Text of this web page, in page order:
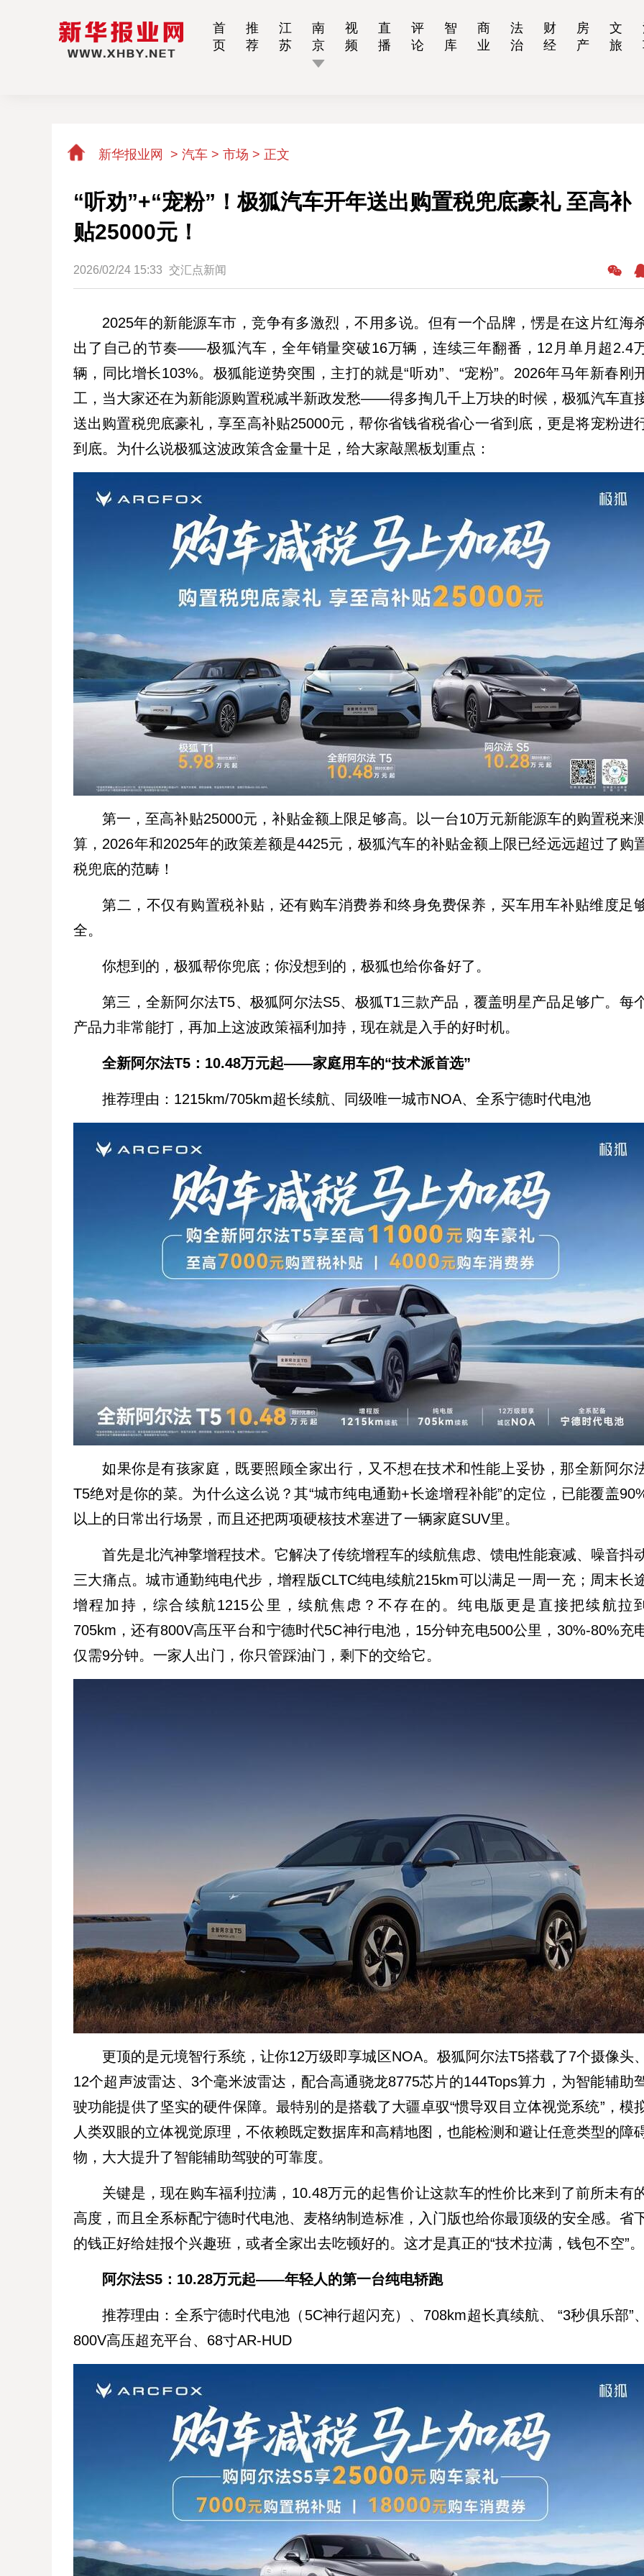
首
页
推
荐
江
苏
南
京
视
频
直
播
评
论
智
库
商
业
法
治
财
经
房
产
文
旅
新华报业网 > 汽车 > 市场 > 正文
“听劝”+“宠粉”！极狐汽车开年送出购置税兜底豪礼 至高补
贴25000元！
2026/02/24 15:33 交汇点新闻
2025年的新能源车市，竞争有多激烈，不用多说。但有一个品牌，愣是在这片红海
出了自己的节奏——极狐汽车，全年销量突破16万辆，连续三年翻番，12月单月超2.4
辆，同比增长103%。极狐能逆势突围，主打的就是“听劝”、“宠粉”。2026年马年新春刚
工，当大家还在为新能源购置税减半新政发愁——得多掏几千上万块的时候，极狐汽车直
送出购置税兜底豪礼，享至高补贴25000元，帮你省钱省税省心一省到底，更是将宠粉进
到底。为什么说极狐这波政策含金量十足，给大家敲黑板划重点：
第一，至高补贴25000元，补贴金额上限足够高。以一台10万元新能源车的购置税来
算，2026年和2025年的政策差额是4425元，极狐汽车的补贴金额上限已经远远超过了购
税兜底的范畴！
第二，不仅有购置税补贴，还有购车消费券和终身免费保养，买车用车补贴维度足
全。
你想到的，极狐帮你兜底；你没想到的，极狐也给你备好了。
第三，全新阿尔法T5、极狐阿尔法S5、极狐T1三款产品，覆盖明星产品足够广。每
产品力非常能打，再加上这波政策福利加持，现在就是入手的好时机。
全新阿尔法T5：10.48万元起——家庭用车的“技术派首选”
推荐理由：1215km/705km超长续航、同级唯一城市NOA、全系宁德时代电池
如果你是有孩家庭，既要照顾全家出行，又不想在技术和性能上妥协，那全新阿尔
T5绝对是你的菜。为什么这么说？其“城市纯电通勤+长途增程补能”的定位，已能覆盖
以上的日常出行场景，而且还把两项硬核技术塞进了一辆家庭SUV里。
首先是北汽神擎增程技术。它解决了传统增程车的续航焦虑、馈电性能衰减、噪音抖
三大痛点。城市通勤纯电代步，增程版CLTC纯电续航215km可以满足一周一充；周末长
增程加持，综合续航1215公里，续航焦虑？不存在的。纯电版更是直接把续航拉
705km，还有‌800V高压平台‌和‌宁德时代5C神行电池，15分钟充电500公里，‌30%-80%充
仅需9分钟‌。一家人出门，你只管踩油门，剩下的交给它。
更顶的是元境智行系统，让你12万级即享城区NOA。极狐阿尔法T5搭载了7个摄像头
12个超声波雷达、3个毫米波雷达，配合高通骁龙8775芯片的144Tops算力，为智能辅助
驶功能提供了坚实的硬件保障。最特别的是搭载了大疆卓驭“惯导双目立体视觉系统”，模
人类双眼的立体视觉原理，不依赖既定数据库和高精地图，也能检测和避让任意类型的障
物，大大提升了智能辅助驾驶的可靠度。
关键是，现在购车福利拉满，10.48万元的起售价让这款车的性价比来到了前所未有
高度，而且全系标配宁德时代电池、麦格纳制造标准，入门版也给你最顶级的安全感。省
的钱正好给娃报个兴趣班，或者全家出去吃顿好的。这才是真正的“技术拉满，钱包不空”。
阿尔法S5：10.28万元起——年轻人的第一台纯电轿跑
推荐理由：全系宁德时代电池（5C神行超闪充）、708km超长真续航、 “3秒俱乐部”
800V高压超充平台、68寸AR-HUD